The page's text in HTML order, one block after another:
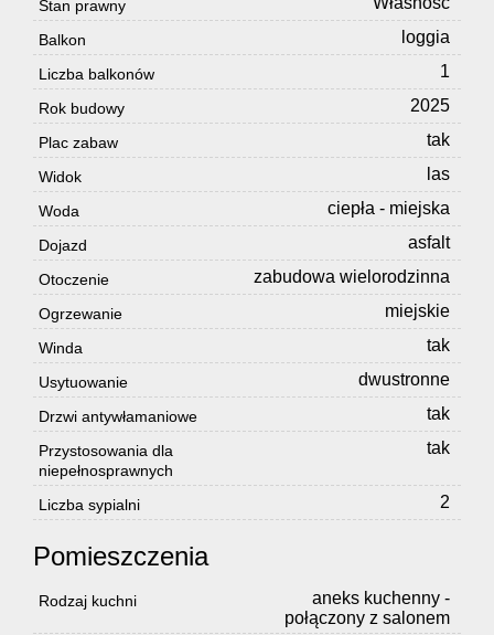
Stan prawny
Balkon loggia
Liczba balkonów 1
Rok budowy 2025
Plac zabaw tak
Widok las
Woda ciepła - miejska
Dojazd asfalt
Otoczenie zabudowa wielorodzinna
Ogrzewanie miejskie
Winda tak
Usytuowanie dwustronne
Drzwi antywłamaniowe tak
Przystosowania dla
niepełnosprawnych
tak
Liczba sypialni 2
Pomieszczenia
Rodzaj kuchni
aneks kuchenny -
połączony z salonem